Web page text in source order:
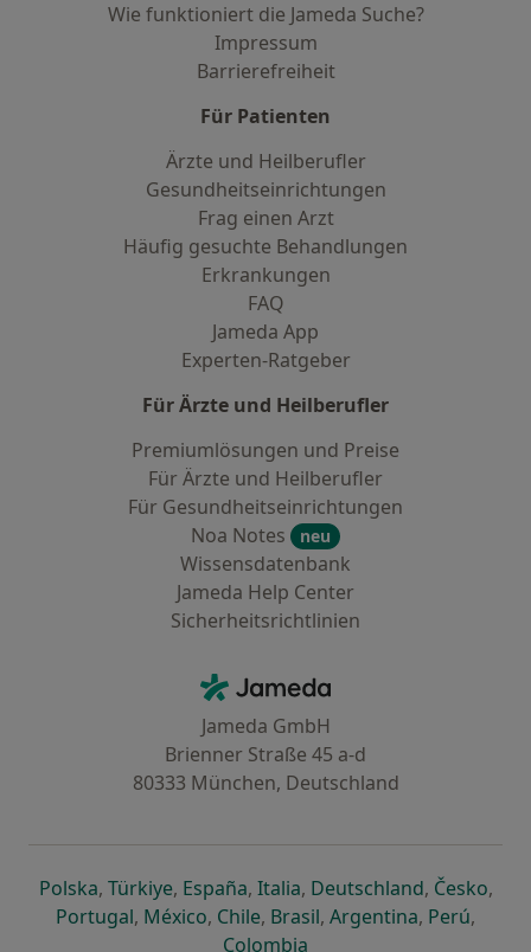
Wie funktioniert die Jameda Suche?
Impressum
Barrierefreiheit
Für Patienten
Ärzte und Heilberufler
Gesundheitseinrichtungen
Frag einen Arzt
Häufig gesuchte Behandlungen
Erkrankungen
FAQ
Jameda App
Experten-Ratgeber
Für Ärzte und Heilberufler
Premiumlösungen und Preise
Für Ärzte und Heilberufler
Für Gesundheitseinrichtungen
Noa Notes
neu
Wissensdatenbank
Jameda Help Center
Sicherheitsrichtlinien
Jameda - Startseite
Jameda GmbH
Brienner Straße 45 a-d
80333 München, Deutschland
Polskaöffnet in einer neuen Registerkarte
, Türkiyeöffnet in einer neuen Registerkarte
, Españaöffnet in einer neuen
, Italiaöffnet in einer neuen
, Deutschlandöffnet in
, Česko,
Portugalöffnet in einer neuen Registerkarte
, Méxicoöffnet in einer neuen Registerkarte
, Chileöffnet in einer neuen
, Brasilöffnet in einer neuen
, Argentinaöffnet in
, Perúöffnet
,
Colombia